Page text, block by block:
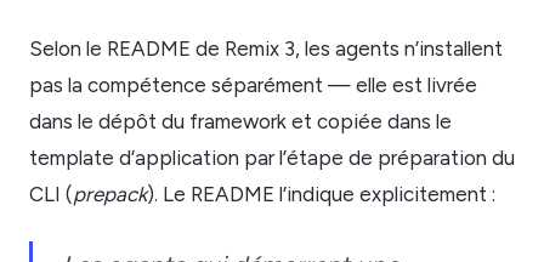
Selon le README de Remix 3, les agents n’installent
pas la compétence séparément — elle est livrée
dans le dépôt du framework et copiée dans le
template d’application par l’étape de préparation du
CLI (prepack). Le README l’indique explicitement :